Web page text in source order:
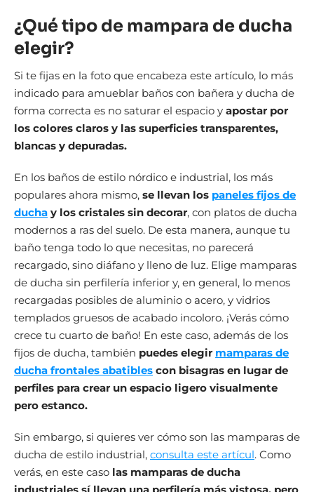
¿Qué tipo de mampara de ducha
elegir?
Si te fijas en la foto que encabeza este artículo, lo más
indicado para amueblar baños con bañera y ducha de
forma correcta es no saturar el espacio y apostar por
los colores claros y las superficies transparentes,
blancas y depuradas.
En los baños de estilo nórdico e industrial, los más
populares ahora mismo, se llevan los paneles fijos de
ducha y los cristales sin decorar, con platos de ducha
modernos a ras del suelo. De esta manera, aunque tu
baño tenga todo lo que necesitas, no parecerá
recargado, sino diáfano y lleno de luz. Elige mamparas
de ducha sin perfilería inferior y, en general, lo menos
recargadas posibles de aluminio o acero, y vidrios
templados gruesos de acabado incoloro. ¡Verás cómo
crece tu cuarto de baño! En este caso, además de los
fijos de ducha, también puedes elegir mamparas de
ducha frontales abatibles con bisagras en lugar de
perfiles para crear un espacio ligero visualmente
pero estanco.
Sin embargo, si quieres ver cómo son las mamparas de
ducha de estilo industrial, consulta este artícul. Como
verás, en este caso las mamparas de ducha